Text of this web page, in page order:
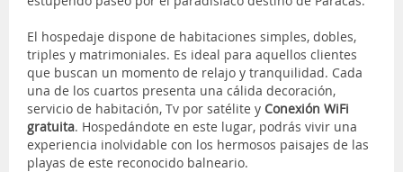
El hospedaje dispone de habitaciones simples, dobles,
triples y matrimoniales. Es ideal para aquellos clientes
que buscan un momento de relajo y tranquilidad. Cada
una de los cuartos presenta una cálida decoración,
servicio de habitación, Tv por satélite y Conexión WiFi
gratuita. Hospedándote en este lugar, podrás vivir una
experiencia inolvidable con los hermosos paisajes de las
playas de este reconocido balneario.